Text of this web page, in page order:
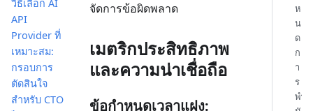
วิธีเลือก AI
API
Provider ที่
เหมาะสม:
กรอบการ
ตัดสินใจ
สำหรับ CTO
จัดการข้อผิดพลาด
เมตริกประสิทธิภาพ
และความน่าเชื่อถือ
ข้อกำหนดเวลาแฝง:
ห
น
ด
ก
า
ร
พำ